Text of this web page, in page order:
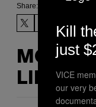
Share:
MORE
LIKE
Kill
just
VICE
our very